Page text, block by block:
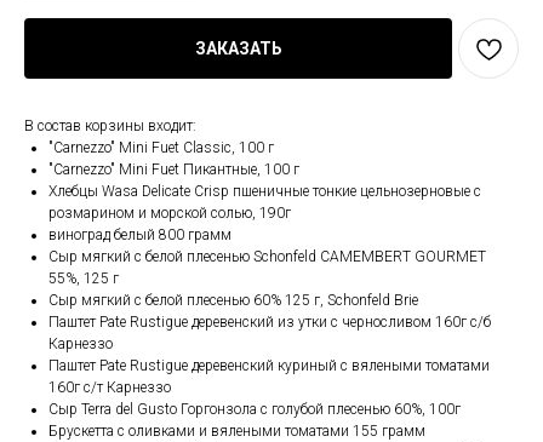
ЗАКАЗАТЬ
В состав корзины входит:
"Carnezzo" Mini Fuet Classic, 100 г
"Carnezzo" Mini Fuet Пикантные, 100 г
Хлебцы Wasa Delicate Crisp пшеничные тонкие цельнозерновые с
розмарином и морской солью, 190г
виноград белый 800 грамм
Сыр мягкий с белой плесенью Schonfeld CAMEMBERT GOURMET
55%, 125 г
Сыр мягкий с белой плесенью 60% 125 г, Schonfeld Brie
Паштет Pate Rustigue деревенский из утки с черносливом 160г с/б
Карнеззо
Паштет Pate Rustigue деревенский куриный с вялеными томатами
160г с/т Карнеззо
Сыр Terra del Gusto Горгонзола с голубой плесенью 60%, 100г
Брускетта с оливками и вялеными томатами 155 грамм